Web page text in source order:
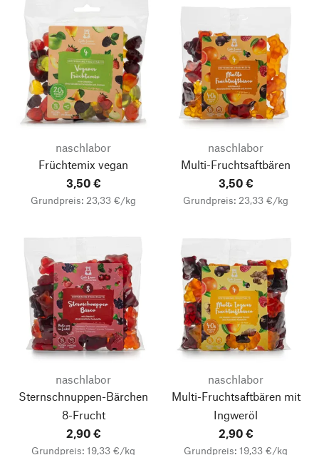
naschlabor
Früchtemix vegan
3,50 €
Grundpreis: 23,33 €/kg
naschlabor
Multi-Fruchtsaftbären
3,50 €
Grundpreis: 23,33 €/kg
naschlabor
Sternschnuppen-Bärchen
8-Frucht
2,90 €
Grundpreis: 19,33 €/kg
naschlabor
Multi-Fruchtsaftbären mit
Ingweröl
2,90 €
Grundpreis: 19,33 €/kg